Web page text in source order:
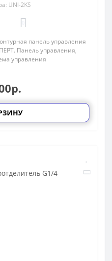
UNI-2KS
панель управления
Панель управления,
управления